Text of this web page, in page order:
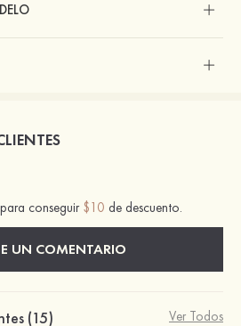
conseguir $10 de descuento.
UN COMENTARIO
(15) Ver Todos